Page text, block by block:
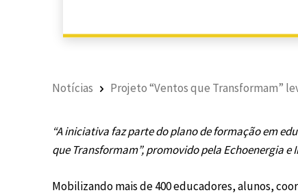
Notícias Projeto “Ventos que Transformam”
“A iniciativa faz parte do plano de formação em
que Transformam”, promovido pela Echoenergia
Mobilizando mais de 400 educadores, alunos,